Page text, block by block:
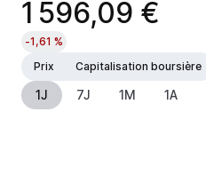
1 596,09 €
-1,61 %
Prix
Capitalisation boursière
1J 7J 1M 1A